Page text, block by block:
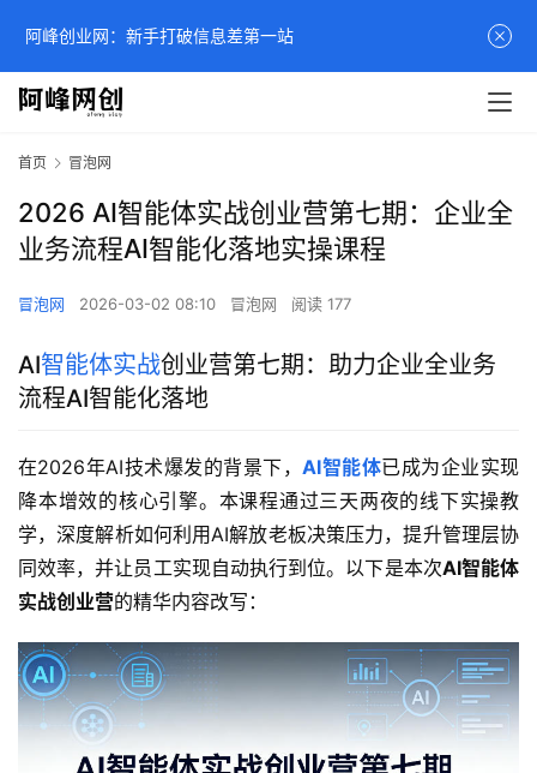
首页 冒泡网
2026 AI智能体实战创业营第七期：企业全
业务流程AI智能化落地实操课程
冒泡网 2026-03-02 08:10 冒泡网 阅读 177
AI智能体实战创业营第七期：助力企业全业务
流程AI智能化落地
在2026年AI技术爆发的背景下，AI智能体已成为企业实现
降本增效的核心引擎。本课程通过三天两夜的线下实操教
学，深度解析如何利用AI解放老板决策压力，提升管理层协
同效率，并让员工实现自动执行到位。以下是本次AI智能体
实战创业营的精华内容改写：
阿峰创业网：新手打破信息差第一站